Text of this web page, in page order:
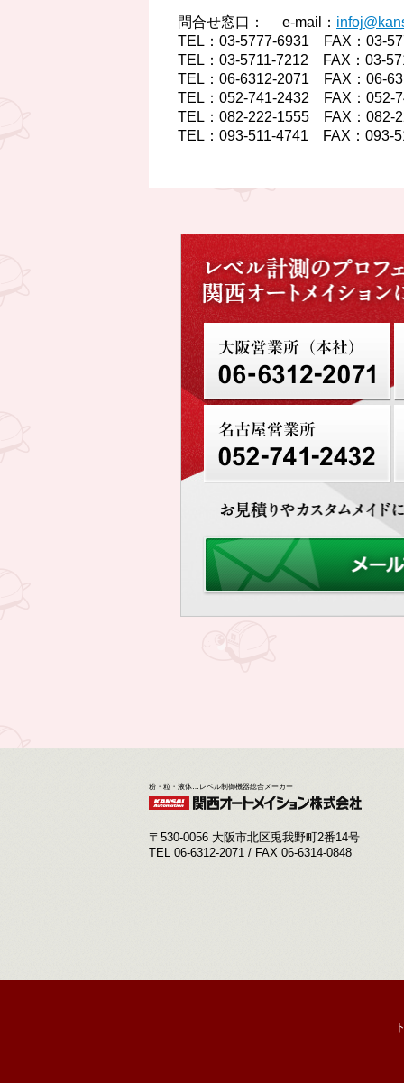
問合せ窓口： e-mail：
TEL：03-5777-6931 FAX：03-
TEL：03-5711-7212 FAX：03-
TEL：06-6312-2071 FAX：06-
TEL：052-741-2432 FAX：052-
TEL：082-222-1555 FAX：082-
TEL：093-511-4741 FAX：093-
粉・粒・液体…レベル制御機器総合メーカー
〒530-0056 大阪市北区兎我野町2番14号
TEL 06-6312-2071 / FAX 06-6314-0848